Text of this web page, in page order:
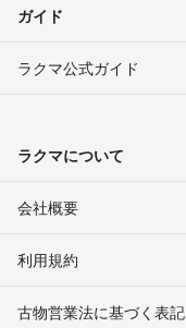
ガイド
ラクマ公式ガイド
ラクマについて
会社概要
利用規約
古物営業法に基づく表記